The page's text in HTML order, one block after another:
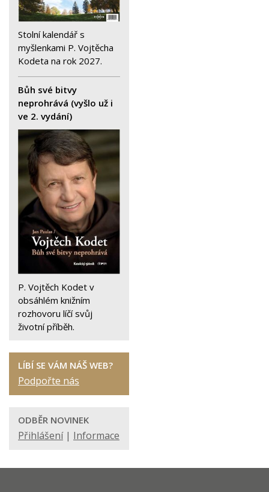
Stolní kalendář s
myšlenkami P. Vojtěcha
Kodeta na rok 2027.
Bůh své bitvy
neprohrává (vyšlo už i
ve 2. vydání)
P. Vojtěch Kodet v
obsáhlém knižním
rozhovoru líčí svůj
životní příběh.
LÍBÍ SE VÁM NÁŠ WEB?
Podpořte nás
ODBĚR NOVINEK
Přihlášení| Informace